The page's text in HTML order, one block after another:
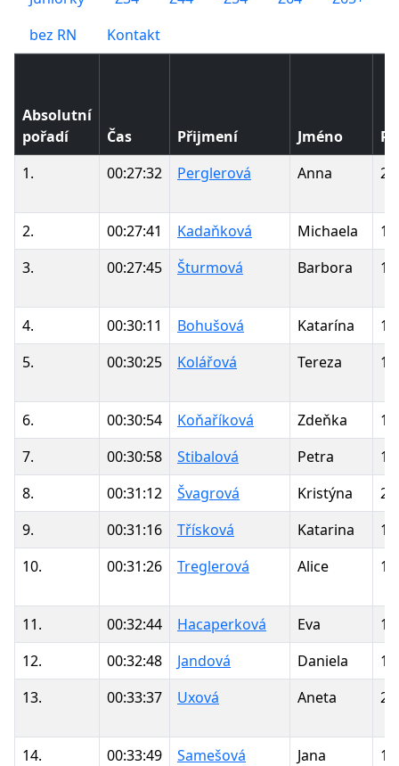
bez RN
Kontakt
Absolutní
pořadí
Čas Přijmení Jméno
1.
00:27:32 Perglerová Anna
2. 00:27:41 Kadaňková Michaela
3.
00:27:45 Šturmová Barbora
4. 00:30:11 Bohušová Katarína
5.
00:30:25 Kolářová Tereza
6. 00:30:54 Koňaříková Zdeňka
7.
00:30:58 Stibalová Petra
8.
00:31:12 Švagrová Kristýna
9.
00:31:16 Třísková Katarina
10.
00:31:26 Treglerová Alice
11. 00:32:44 Hacaperková Eva
12.
00:32:48 Jandová Daniela
13.
00:33:37 Uxová Aneta
14. 00:33:49 Samešová Jana